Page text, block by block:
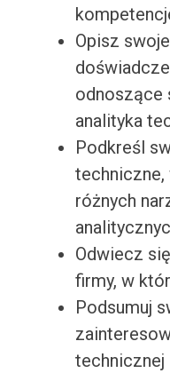
Opisz
odnoszące
analityka
Podkreśl
różnych
Odwiecz
firmy, w
Podsumuj
technicznej